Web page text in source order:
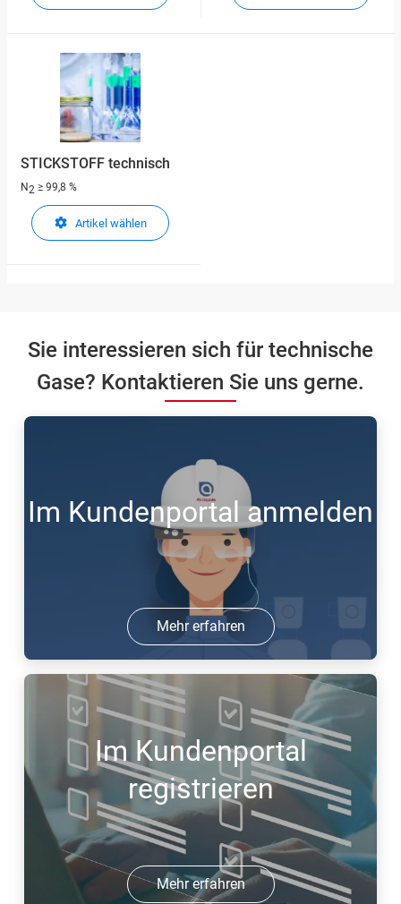
STICKSTOFF technisch
N2 ≥ 99,8 %
Artikel wählen
Sie interessieren sich für technische
Gase? Kontaktieren Sie uns gerne.
Im Kundenportal anmelden
Mehr erfahren
Im Kundenportal
registrieren
Mehr erfahren